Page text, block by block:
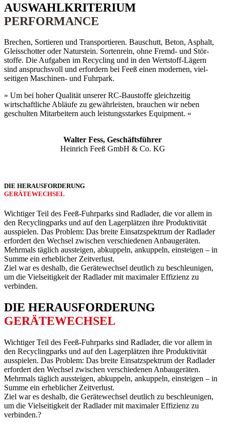
AUSWAHL­KRITERIUM
PERFORMANCE
Brechen, Sortieren und Transportieren. Bauschutt, Beton, Asphalt,
Gleis­schotter oder Natur­stein. Sorten­rein, ohne Fremd- und Stör­
stoffe. Die Auf­gaben im Recycling und in den Wertstoff-­Lägern
sind anspruchs­voll und erfordern bei Feeß einen modernen, viel­
seitigen Maschinen- und Fuhr­park.
» Um bei hoher Qualität unserer RC-Bau­stoffe gleichzeitig
wirtschaftliche Ab­läufe zu gewähr­leisten, brauchen wir neben
geschulten Mit­arbeitern auch leistungs­starkes Equipment. «
Walter Fess, Geschäftsführer
Heinrich Feeß GmbH & Co. KG
DIE HER­AUS­FORDERUNG
GERÄTE­WECHSEL
Wichtiger Teil des Feeß-Fuhr­parks sind Rad­lader, die vor allem in
den Recycling­parks und auf den Lager­plätzen ihre Produktivität
aus­spielen. Das Problem: Das breite Einsatz­spektrum der Rad­lader
erfordert den Wechsel zwischen verschiedenen Anbau­geräten.
Mehrmals täglich aussteigen, abkuppeln, ankuppeln, einsteigen – in
Summe ein erheblicher Zeit­verlust.
Ziel war es deshalb, die Geräte­wechsel deutlich zu beschleunigen,
um die Viel­seitigkeit der Rad­lader mit maximaler Effizienz zu
verbinden.
DIE HER­AUS­­FORDERUNG
GERÄTE­WECHSEL
Wichtiger Teil des Feeß-Fuhr­parks sind Rad­lader, die vor allem in
den Recycling­parks und auf den Lager­plätzen ihre Produktivität
aus­spielen. Das Problem: Das breite Einsatz­spektrum der Rad­lader
erfordert den Wechsel zwischen verschiedenen Anbau­geräten.
Mehrmals täglich aussteigen, abkuppeln, ankuppeln, einsteigen – in
Summe ein erheblicher Zeit­verlust.
Ziel war es deshalb, die Geräte­wechsel deutlich zu beschleunigen,
um die Viel­seitigkeit der Rad­lader mit maximaler Effizienz zu
verbinden.?